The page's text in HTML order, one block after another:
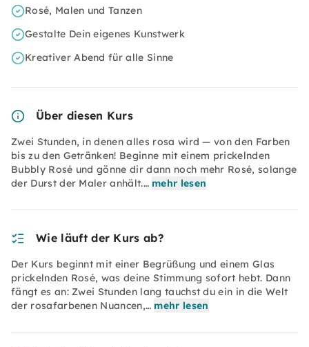
Rosé, Malen und Tanzen
Gestalte Dein eigenes Kunstwerk
Kreativer Abend für alle Sinne
Über diesen Kurs
Zwei Stunden, in denen alles rosa wird — von den Farben
bis zu den Getränken! Beginne mit einem prickelnden
Bubbly Rosé und gönne dir dann noch mehr Rosé, solange
der Durst der Maler anhält.… mehr lesen
Wie läuft der Kurs ab?
Der Kurs beginnt mit einer Begrüßung und einem Glas
prickelnden Rosé, was deine Stimmung sofort hebt. Dann
fängt es an: Zwei Stunden lang tauchst du ein in die Welt
der rosafarbenen Nuancen,… mehr lesen